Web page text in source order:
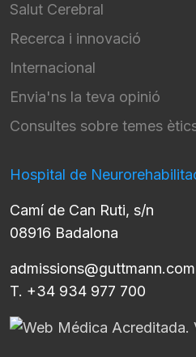
Salut Cerebral
Recerca i innovació
Internacional
Envia'ns la teva opinió
Consultes sobre temes
Hospital de
Camí de Can Ruti, s/n
08916 Badalona
admissions@guttmann.com
T. +34 934 977 700